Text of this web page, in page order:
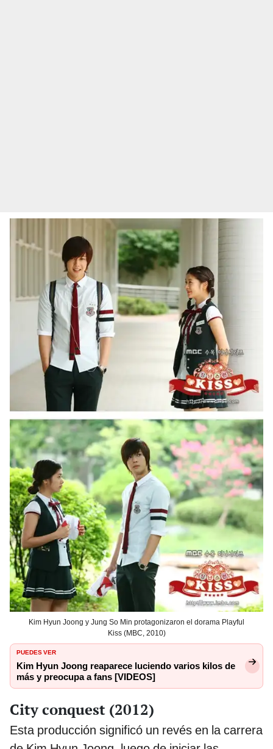
Kim Hyun Joong y Jung So Min protagonizaron el dorama Playful
Kiss (MBC, 2010)
PUEDES VER
Kim Hyun Joong reaparece luciendo varios kilos de
más y preocupa a fans [VIDEOS]
City conquest (2012)
Esta producción significó un revés en la carrera